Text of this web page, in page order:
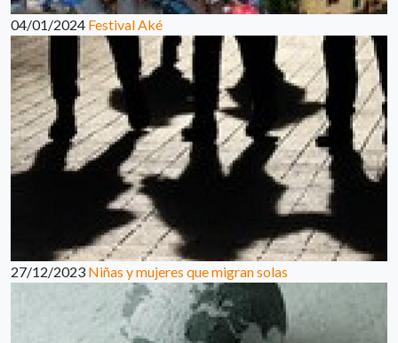
04/01/2024 Festival Aké
27/12/2023 Niñas y mujeres que migran solas